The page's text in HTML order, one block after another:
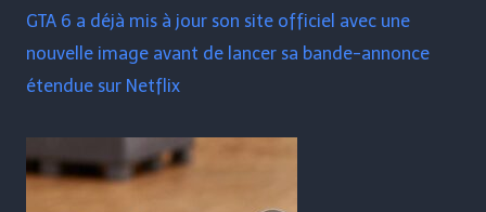
GTA 6 a déjà mis à jour son site officiel avec une
nouvelle image avant de lancer sa bande-annonce
étendue sur Netflix